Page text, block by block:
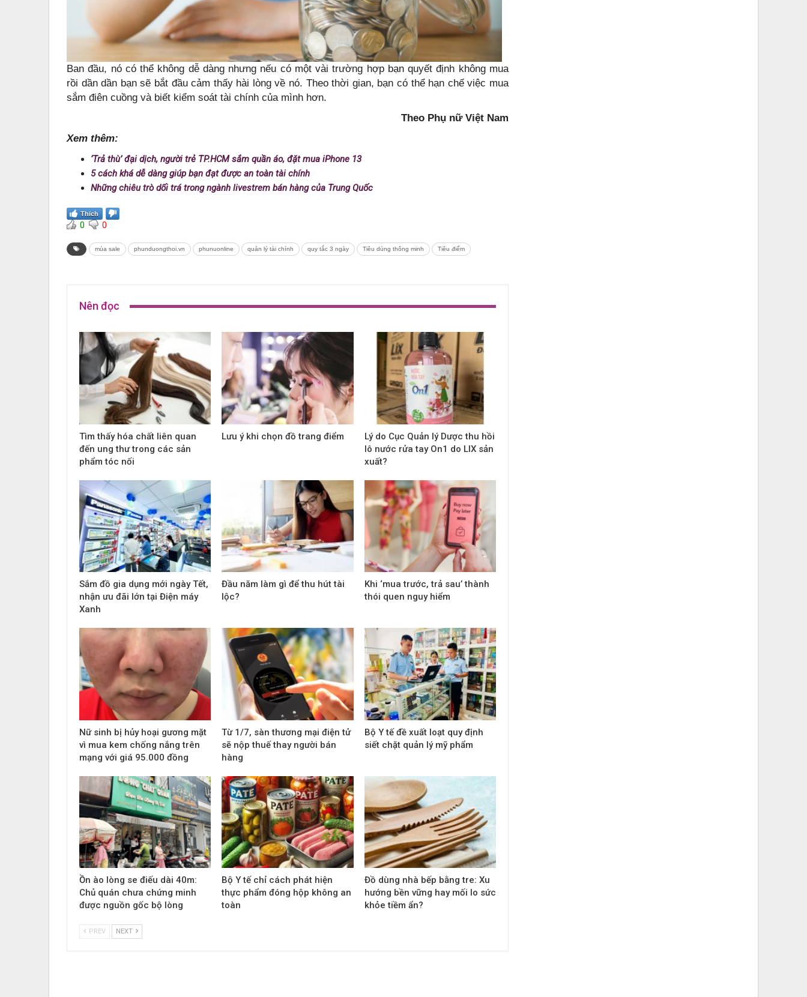
Ban đầu, nó có thể không dễ dàng nhưng nếu có một vài trường hợp bạn quyết định không mua
rồi dần dần bạn sẽ bắt đầu cảm thấy hài lòng về nó. Theo thời gian, bạn có thể hạn chế việc mua
sắm điên cuồng và biết kiểm soát tài chính của mình hơn.
Theo Phụ nữ Việt Nam
Xem thêm:
‘Trả thù’ đại dịch, người trẻ TP.HCM sắm quần áo, đặt mua iPhone 13
5 cách khá dễ dàng giúp bạn đạt được an toàn tài chính
Những chiêu trò dối trá trong ngành livestrem bán hàng của Trung Quốc
Thích
0 0
mùa sale phunduongthoi.vn phunuonline quản lý tài chính quy tắc 3 ngày Tiêu dùng thông minh Tiêu điểm
Nên đọc
Tìm thấy hóa chất liên quan
đến ung thư trong các sản
phẩm tóc nối
Lưu ý khi chọn đồ trang điểm
Lý do Cục Quản lý Dược thu hồi
lô nước rửa tay On1 do LIX sản
xuất?
Sắm đồ gia dụng mới ngày Tết,
nhận ưu đãi lớn tại Điện máy
Xanh
Đầu năm làm gì để thu hút tài
lộc?
Khi ‘mua trước, trả sau’ thành
thói quen nguy hiểm
Nữ sinh bị hủy hoại gương mặt
vì mua kem chống nắng trên
mạng với giá 95.000 đồng
Từ 1/7, sàn thương mại điện tử
sẽ nộp thuế thay người bán
hàng
Bộ Y tế đề xuất loạt quy định
siết chặt quản lý mỹ phẩm
Ồn ào lòng se điếu dài 40m:
Chủ quán chưa chứng minh
được nguồn gốc bộ lòng
Bộ Y tế chỉ cách phát hiện
thực phẩm đóng hộp không an
toàn
Đồ dùng nhà bếp bằng tre: Xu
hướng bền vững hay mối lo sức
khỏe tiềm ẩn?
PREV NEXT